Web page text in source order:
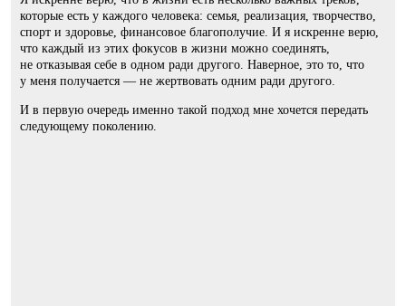
которые есть у каждого человека: семья, реализация, творчество,
спорт и здоровье, финансовое благополучие. И я искренне верю,
что каждый из этих фокусов в жизни можно соединять,
не отказывая себе в одном ради другого. Наверное, это то, что
у меня получается — не жертвовать одним ради другого.
И в первую очередь именно такой подход мне хочется передать
следующему поколению.